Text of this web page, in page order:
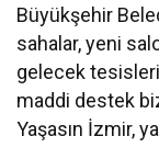
Büyükşehir
sahalar, yeni
gelecek
maddi destek
Yaşasın İzmir,